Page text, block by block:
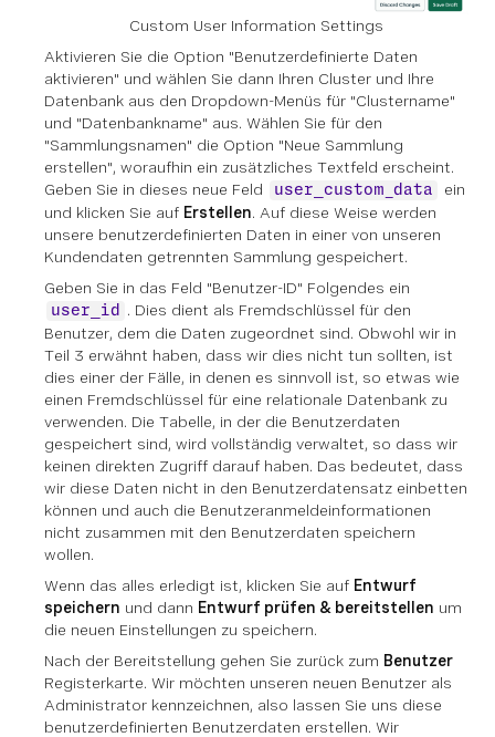
Custom User Information Settings
Aktivieren Sie die Option "Benutzerdefinierte Daten
aktivieren" und wählen Sie dann Ihren Cluster und Ihre
Datenbank aus den Dropdown-Menüs für "Clustername"
und "Datenbankname" aus. Wählen Sie für den
"Sammlungsnamen" die Option "Neue Sammlung
erstellen", woraufhin ein zusätzliches Textfeld erscheint.
Geben Sie in dieses neue Feld
user_custom_data
ein
und klicken Sie auf Erstellen. Auf diese Weise werden
unsere benutzerdefinierten Daten in einer von unseren
Kundendaten getrennten Sammlung gespeichert.
Geben Sie in das Feld "Benutzer-ID" Folgendes ein
user_id
. Dies dient als Fremdschlüssel für den
Benutzer, dem die Daten zugeordnet sind. Obwohl wir in
Teil 3 erwähnt haben, dass wir dies nicht tun sollten, ist
dies einer der Fälle, in denen es sinnvoll ist, so etwas wie
einen Fremdschlüssel für eine relationale Datenbank zu
verwenden. Die Tabelle, in der die Benutzerdaten
gespeichert sind, wird vollständig verwaltet, so dass wir
keinen direkten Zugriff darauf haben. Das bedeutet, dass
wir diese Daten nicht in den Benutzerdatensatz einbetten
können und auch die Benutzeranmeldeinformationen
nicht zusammen mit den Benutzerdaten speichern
wollen.
Wenn das alles erledigt ist, klicken Sie auf Entwurf
speichern und dann Entwurf prüfen & bereitstellen um
die neuen Einstellungen zu speichern.
Nach der Bereitstellung gehen Sie zurück zum Benutzer
Registerkarte. Wir möchten unseren neuen Benutzer als
Administrator kennzeichnen, also lassen Sie uns diese
benutzerdefinierten Benutzerdaten erstellen. Wir